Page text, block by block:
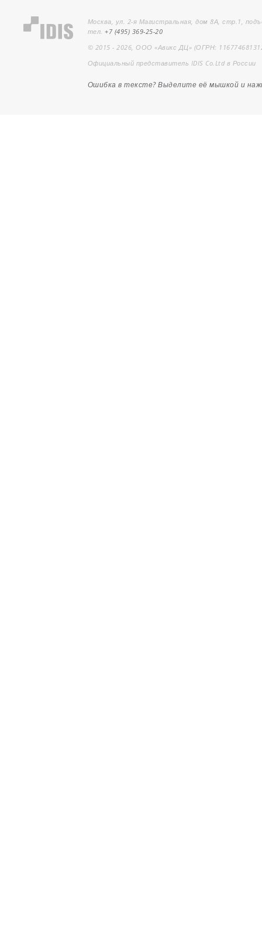
Москва, ул. 2-я Магистральная, дом 8А, стр.1,
тел.+7 (495) 369-25-20
© 2015 - 2026, ООО «Авикс ДЦ» (ОГРН:
Официальный представитель IDIS Co.Ltd в России
Ошибка в тексте? Выделите её мышкой и